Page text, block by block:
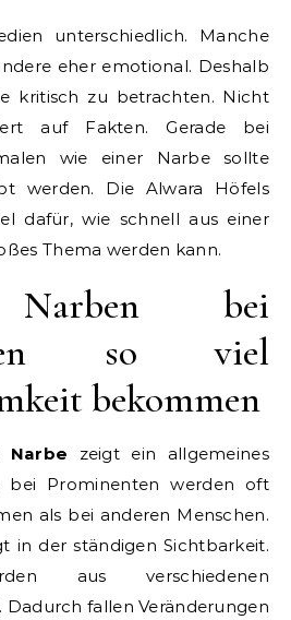
unterschiedlich. Manche
eher emotional. Deshalb
kritisch zu betrachten. Nicht
auf Fakten. Gerade bei
wie einer Narbe sollte
werden. Die Alwara Höfels
dafür, wie schnell aus einer
Thema werden kann.
bei
so viel
bekommen
Narbe zeigt ein allgemeines
bei Prominenten werden oft
als bei anderen Menschen.
in der ständigen Sichtbarkeit.
aus verschiedenen
fallen Veränderungen